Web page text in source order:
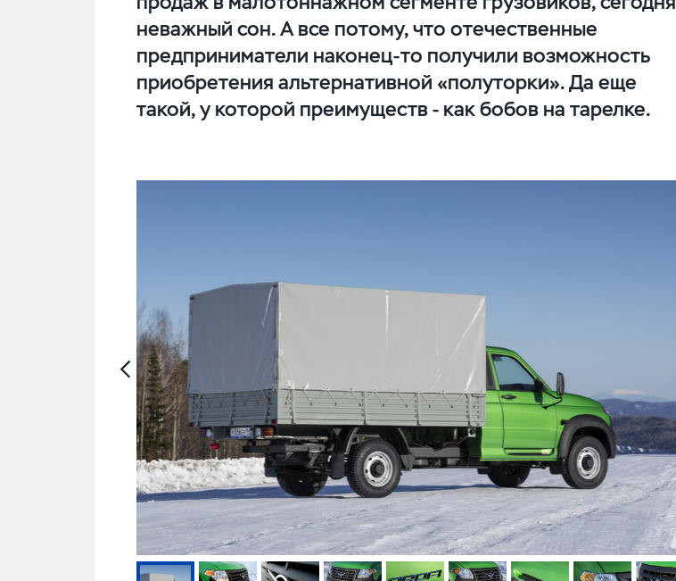
неважный сон. А все потому, что отечественные
предприниматели наконец-то получили возможность
приобретения альтернативной «полуторки». Да еще
такой, у которой преимуществ - как бобов на тарелке.